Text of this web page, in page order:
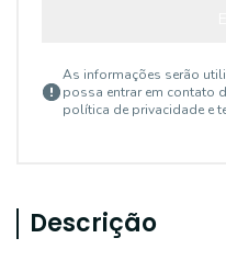
As informações serão
possa entrar em contato
política de privacidade e
Descrição